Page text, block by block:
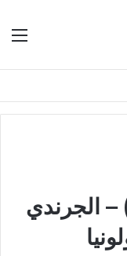
– الجرندي